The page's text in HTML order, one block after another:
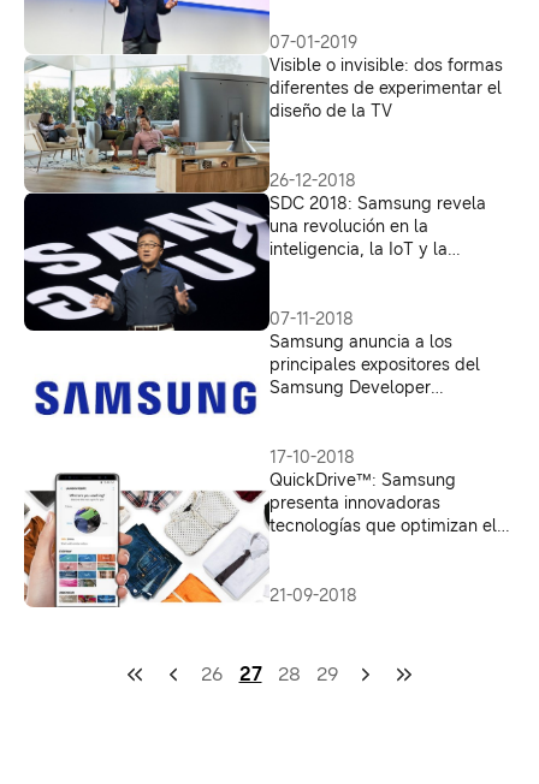
07-01-2019
Visible o invisible: dos formas
diferentes de experimentar el
diseño de la TV
26-12-2018
SDC 2018: Samsung revela
una revolución en la
inteligencia, la IoT y la
07-11-2018
Samsung anuncia a los
principales expositores del
Samsung Developer
17-10-2018
QuickDrive™: Samsung
presenta innovadoras
tecnologías que optimizan el
21-09-2018
26 27 28 29